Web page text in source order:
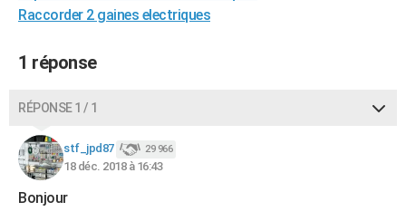
Carte de Noël
Carte Bonne année
Carte Saint-Valentin
Carte Pâques
Carte d'anniversaire
DICTIONNAIRE
Dictionnaire
Biographies
Citations
Expressions
Proverbes
PROGRAMME TV
COPAINS D'AVANT
S'inscrire
Se connecter
Lycées
Collèges
Primaires
Universités
Entreprises
Service militaire
Avis de recherche
AVIS DE DÉCÈS
Raccorder 2 gaines electriques
1 réponse
RÉPONSE 1 / 1
stf_jpd87 29 966
18 déc. 2018 à 16:43
Bonjour